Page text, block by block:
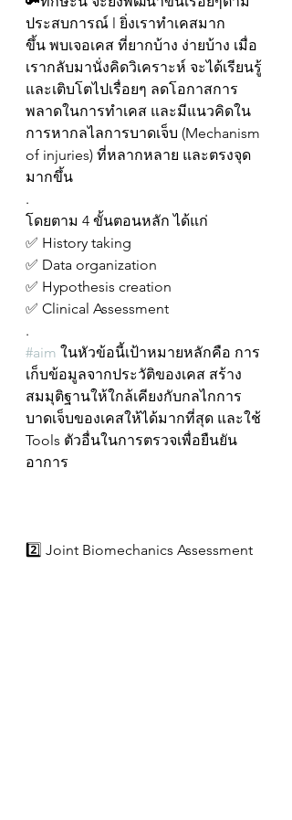
ประสบการณ์ l ยิ่งเราทำเคสมาก
ขึ้น พบเจอเคส ที่ยากบ้าง ง่ายบ้าง เมื่อ
เรากลับมานั่งคิดวิเคราะห์ จะได้เรียนรู้
และเติบโตไปเรื่อยๆ ลดโอกาสการ
พลาดในการทำเคส และมีแนวคิดใน
การหากลไลการบาดเจ็บ (Mechanism
of injuries) ที่หลากหลาย และตรงจุด
มากขึ้น
.
โดยตาม 4 ขั้นตอนหลัก ได้แก่
✅ History taking
✅ Data organization
✅ Hypothesis creation
✅ Clinical Assessment
.
#aim ในหัวข้อนี้เป้าหมายหลักคือ การ
เก็บข้อมูลจากประวัติของเคส สร้าง
สมมุติฐานให้ใกล้เคียงกับกลไกการ
บาดเจ็บของเคสให้ได้มากที่สุด และใช้
Tools ตัวอื่นในการตรวจเพื่อยืนยัน
อาการ
2️⃣ Joint Biomechanics Assessment